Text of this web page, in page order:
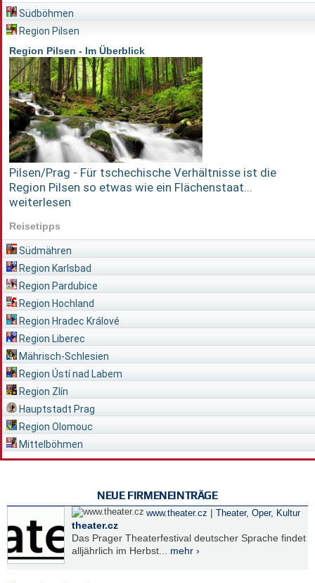
Südböhmen
Region Pilsen
Region Pilsen - Im Überblick
Pilsen/Prag - Für tschechische Verhältnisse ist die
Region Pilsen so etwas wie ein Flächenstaat...
weiterlesen
Reisetipps
Südmähren
Region Karlsbad
Region Pardubice
Region Hochland
Region Hradec Králové
Region Liberec
Mährisch-Schlesien
Region Ústí nad Labem
Region Zlín
Hauptstadt Prag
Region Olomouc
Mittelböhmen
NEUE FIRMENEINTRÄGE
www.theater.cz | Theater, Oper, Kultur
theater.cz
Das Prager Theaterfestival deutscher Sprache findet
alljährlich im Herbst... mehr ›